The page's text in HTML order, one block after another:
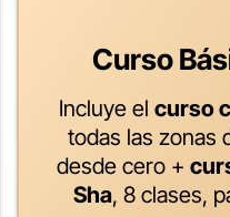
Incluye el curso
todas las zonas
desde cero +
Sha, 8 clases,
Curso